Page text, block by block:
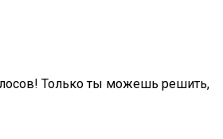
Только ты можешь решить,